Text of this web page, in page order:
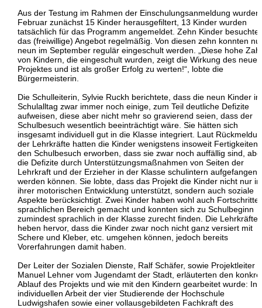
Aus der Testung im Rahmen der Einschulungsanmeldung wurden
Februar zunächst 15 Kinder herausgefiltert, 13 Kinder wurden
tatsächlich für das Programm angemeldet. Zehn Kinder
das (freiwillige) Angebot regelmäßig. Von diesen zehn konnten
neun im September regulär eingeschult werden. „Diese hohe Zahl
von Kindern, die eingeschult wurden, zeigt die Wirkung des neuen
Projektes und ist als großer Erfolg zu werten!“, lobte die
Bürgermeisterin.
Die Schulleiterin, Sylvie Ruckh berichtete, dass die neun Kinder im
Schulalltag zwar immer noch einige, zum Teil deutliche Defizite
aufweisen, diese aber nicht mehr so gravierend seien, dass der
Schulbesuch wesentlich beeinträchtigt wäre. Sie hätten sich
insgesamt individuell gut in die Klasse integriert. Laut
der Lehrkräfte hatten die Kinder wenigstens insoweit Fertigkeiten
den Schulbesuch erworben, dass sie zwar noch auffällig sind,
die Defizite durch Unterstützungsmaßnahmen von Seiten der
Lehrkraft und der Erzieher in der Klasse schulintern aufgefangen
werden können. Sie lobte, dass das Projekt die Kinder nicht nur in
ihrer motorischen Entwicklung unterstützt, sondern auch soziale
Aspekte berücksichtigt. Zwei Kinder haben wohl auch Fortschritte
sprachlichen Bereich gemacht und konnten sich zu Schulbeginn
zumindest sprachlich in der Klasse zurecht finden. Die Lehrkräfte
heben hervor, dass die Kinder zwar noch nicht ganz versiert mit
Schere und Kleber, etc. umgehen können, jedoch bereits
Vorerfahrungen damit haben.
Der Leiter der Sozialen Dienste, Ralf Schäfer, sowie Projektleiter
Manuel Lehner vom Jugendamt der Stadt, erläuterten den
Ablauf des Projekts und wie mit den Kindern gearbeitet wurde: In
individuellen Arbeit der vier Studierende der Hochschule
Ludwigshafen sowie einer vollausgebildeten Fachkraft des